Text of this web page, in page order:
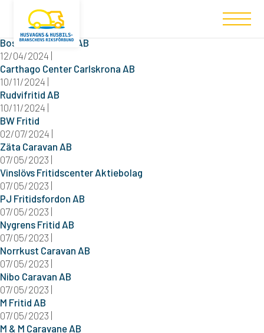
Filtered (30)
Bosses Bil i Åsbro AB
12/04/2024 |
Carthago Center Carlskrona AB
10/11/2024 |
Rudvifritid AB
10/11/2024 |
BW Fritid
02/07/2024 |
Zäta Caravan AB
07/05/2023 |
Vinslövs Fritidscenter Aktiebolag
07/05/2023 |
PJ Fritidsfordon AB
07/05/2023 |
Nygrens Fritid AB
07/05/2023 |
Norrkust Caravan AB
07/05/2023 |
Nibo Caravan AB
07/05/2023 |
M Fritid AB
07/05/2023 |
M & M Caravane AB